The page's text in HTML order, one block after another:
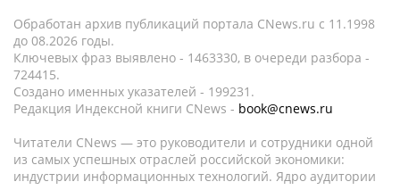
Обработан архив публикаций портала CNews.ru c 11.1998
до 08.2026 годы.
Ключевых фраз выявлено - 1463330, в очереди разбора -
724415.
Создано именных указателей - 199231.
Редакция Индексной книги CNews - book@cnews.ru
Читатели CNews — это руководители и сотрудники одной
из самых успешных отраслей российской экономики:
индустрии информационных технологий. Ядро аудитории